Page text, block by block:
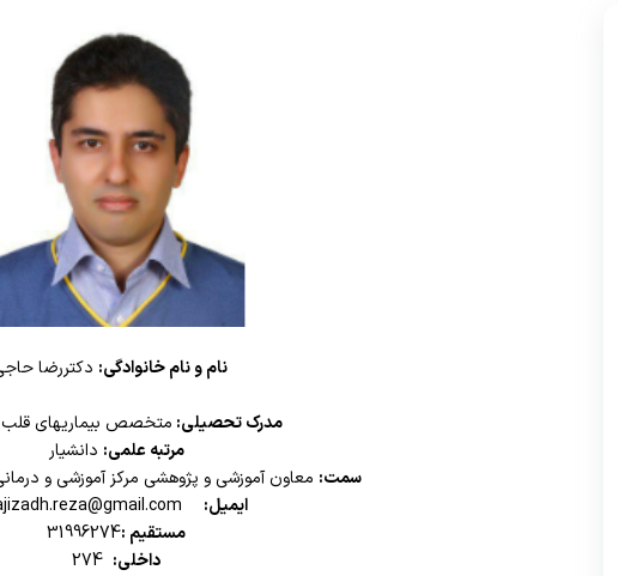
نام و نام خانوادگی:
مدرک تحصیلی: متخصص بیماریهای قلب
مرتبه علمی: دانشیار
سمت: معاون آموزشی و پژوهشی مرکز آموزشی و
ایمیل:
مستقیم :31996274
داخلی: